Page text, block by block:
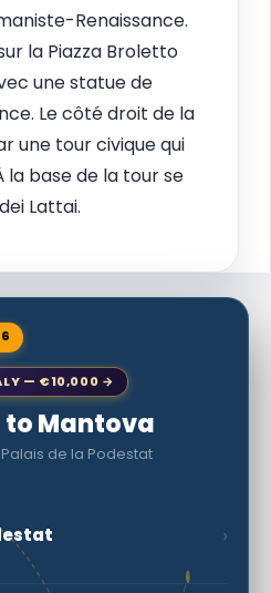
Renaissance.
la Piazza Broletto
une statue de
Le côté droit de la
une tour civique qui
la base de la tour se
Lattai.
— €10,000 →
to Mantova
de la Podestat
›